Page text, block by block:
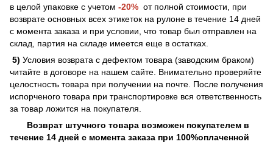
в целой упаковке с учетом -20% от полной стоимости, при
возврате основных всех этикеток на рулоне в течение 14 дней
с момента заказа и при условии, что товар был отправлен на
склад, партия на складе имеется еще в остатках.
5) Условия возврата с дефектом товара (заводским браком)
читайте в договоре на нашем сайте. Внимательно проверяйте
целостность товара при получении на почте. После получения
испорченого товара при транспортировке вся ответственность
за товар ложится на покупателя.
Возврат штучного товара возможен покупателем в
течение 14 дней с момента заказа при 100%оплаченной